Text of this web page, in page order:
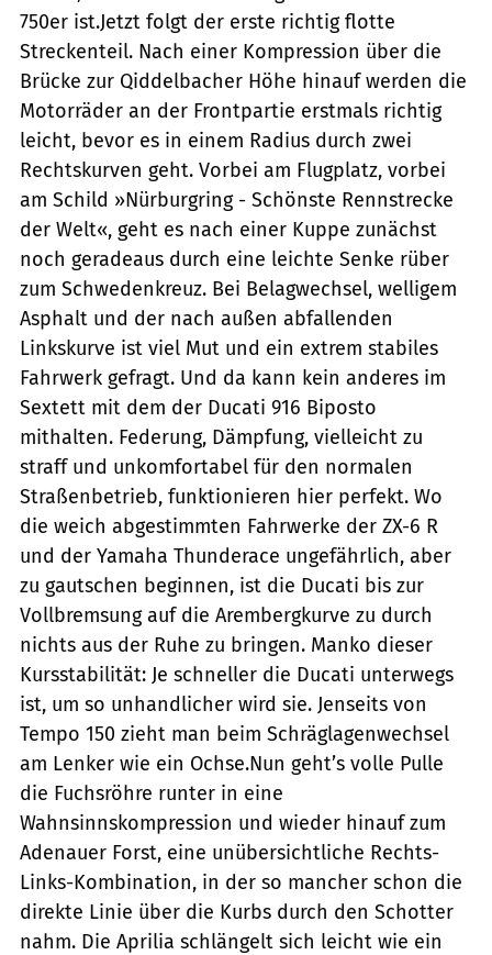
750er ist.Jetzt folgt der erste richtig flotte
Streckenteil. Nach einer Kompression über die
Brücke zur Qiddelbacher Höhe hinauf werden die
Motorräder an der Frontpartie erstmals richtig
leicht, bevor es in einem Radius durch zwei
Rechtskurven geht. Vorbei am Flugplatz, vorbei
am Schild »Nürburgring - Schönste Rennstrecke
der Welt«, geht es nach einer Kuppe zunächst
noch geradeaus durch eine leichte Senke rüber
zum Schwedenkreuz. Bei Belagwechsel, welligem
Asphalt und der nach außen abfallenden
Linkskurve ist viel Mut und ein extrem stabiles
Fahrwerk gefragt. Und da kann kein anderes im
Sextett mit dem der Ducati 916 Biposto
mithalten. Federung, Dämpfung, vielleicht zu
straff und unkomfortabel für den normalen
Straßenbetrieb, funktionieren hier perfekt. Wo
die weich abgestimmten Fahrwerke der ZX-6 R
und der Yamaha Thunderace ungefährlich, aber
zu gautschen beginnen, ist die Ducati bis zur
Vollbremsung auf die Arembergkurve zu durch
nichts aus der Ruhe zu bringen. Manko dieser
Kursstabilität: Je schneller die Ducati unterwegs
ist, um so unhandlicher wird sie. Jenseits von
Tempo 150 zieht man beim Schräglagenwechsel
am Lenker wie ein Ochse.Nun geht’s volle Pulle
die Fuchsröhre runter in eine
Wahnsinnskompression und wieder hinauf zum
Adenauer Forst, eine unübersichtliche Rechts-
Links-Kombination, in der so mancher schon die
direkte Linie über die Kurbs durch den Schotter
nahm. Die Aprilia schlängelt sich leicht wie ein